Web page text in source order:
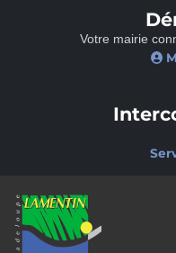
Votre mairie